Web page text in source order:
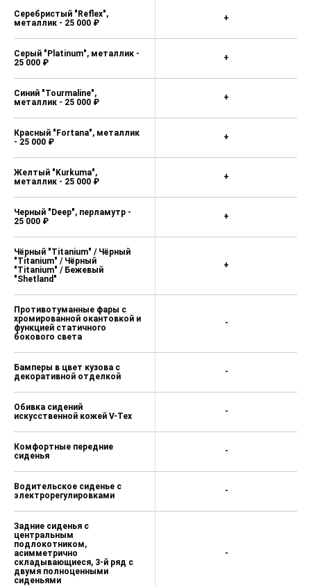
Серебристый "Reflex",
металлик - 25 000 ₽
Серый "Platinum", металлик -
25 000 ₽
Синий "Tourmaline",
металлик - 25 000 ₽
Красный "Fortana", металлик
- 25 000 ₽
Желтый "Kurkuma",
металлик - 25 000 ₽
Черный "Deep", перламутр -
25 000 ₽
Чёрный "Titanium" / Чёрный
"Titanium" / Чёрный
"Titanium" / Бежевый
"Shetland"
Противотуманные фары с
хромированной окантовкой и
функцией статичного
бокового света
Бамперы в цвет кузова с
декоративной отделкой
Обивка сидений
искусственной кожей V-Tex
Комфортные передние
сиденья
Водительское сиденье с
электрорегулировками
Задние сиденья с
центральным
подлокотником,
асимметрично
складывающиеся, 3-й ряд с
двумя полноценными
сиденьями
+
+
+
+
+
+
+
-
-
-
-
-
-